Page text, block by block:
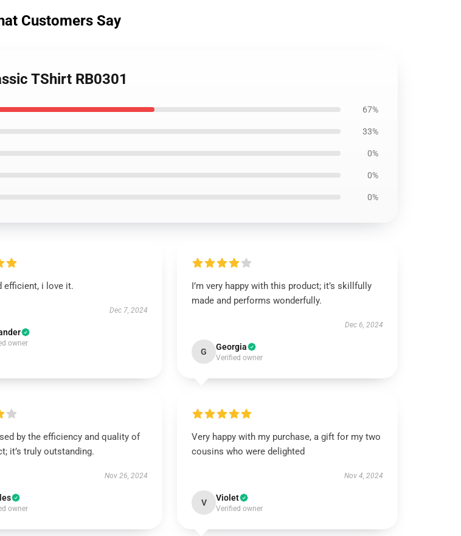
Customers Say
TShirt RB0301
67%
33%
0%
0%
0%
efficient, i love it.
Dec 7, 2024
owner
I’m very happy with this product; it’s skillfully
made and performs wonderfully.
Dec 6, 2024
G Georgia
Verified owner
by the efficiency and quality of
it’s truly outstanding.
Nov 26, 2024
owner
Very happy with my purchase, a gift for my two
cousins who were delighted
Nov 4, 2024
V Violet
Verified owner